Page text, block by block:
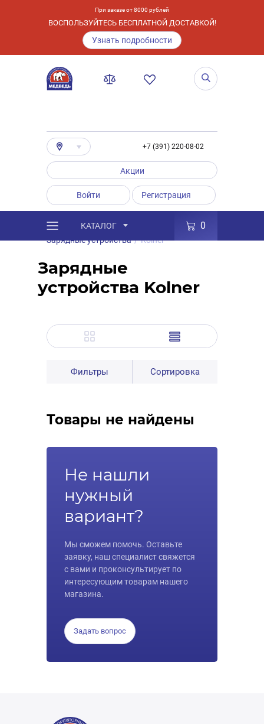
При заказе от 8000 рублей
ВОСПОЛЬЗУЙТЕСЬ БЕСПЛАТНОЙ ДОСТАВКОЙ!
Узнать подробности
+7 (391) 220-08-02
Акции
Войти Регистрация
КАТАЛОГ 0
Каталог / Товары Аксессуары
/
Зарядные устройства / Kolner
Зарядные
устройства Kolner
Фильтры Сортировка
Товары не найдены
Не нашли
нужный
вариант?
Мы сможем помочь. Оставьте
заявку, наш специалист свяжется
с вами и проконсультирует по
интересующим товарам нашего
магазина.
Задать вопрос